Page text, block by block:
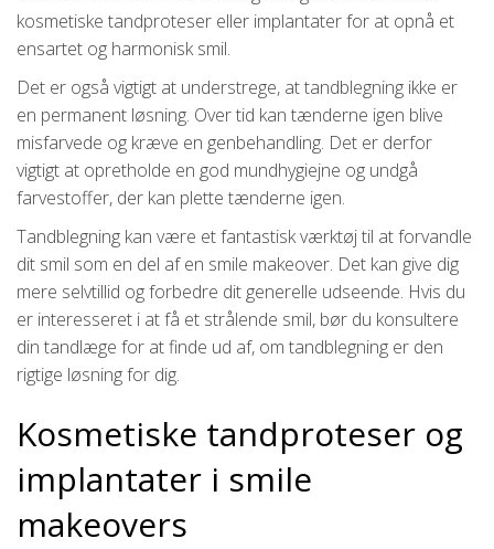
kosmetiske tandproteser eller implantater for at opnå et
ensartet og harmonisk smil.
Det er også vigtigt at understrege, at tandblegning ikke er
en permanent løsning. Over tid kan tænderne igen blive
misfarvede og kræve en genbehandling. Det er derfor
vigtigt at opretholde en god mundhygiejne og undgå
farvestoffer, der kan plette tænderne igen.
Tandblegning kan være et fantastisk værktøj til at forvandle
dit smil som en del af en smile makeover. Det kan give dig
mere selvtillid og forbedre dit generelle udseende. Hvis du
er interesseret i at få et strålende smil, bør du konsultere
din tandlæge for at finde ud af, om tandblegning er den
rigtige løsning for dig.
Kosmetiske tandproteser og
implantater i smile
makeovers